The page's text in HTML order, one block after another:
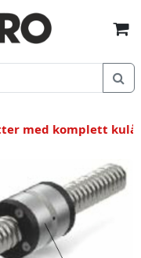
med komplett